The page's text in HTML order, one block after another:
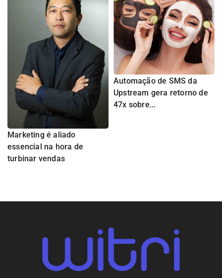
Marketing é aliado
essencial na hora de
turbinar vendas
Automação de SMS da
Upstream gera retorno de
47x sobre...